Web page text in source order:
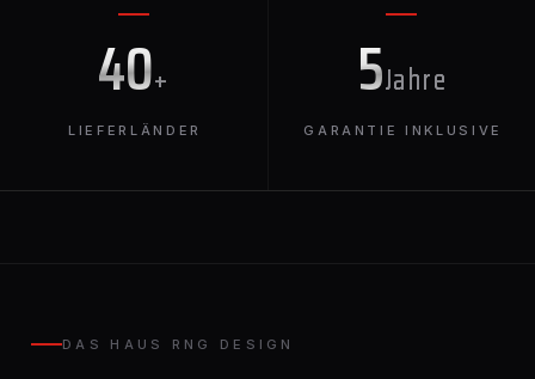
40+
LIEFERLÄNDER
5Jahre
GARANTIE INKLUSIVE
DAS HAUS RNG DESIGN